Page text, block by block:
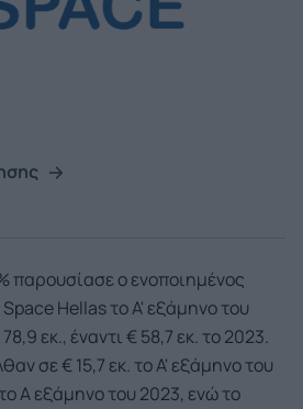
παρουσίασε ο ενοποιημένος
Hellas το Α' εξάμηνο του
εκ., έναντι € 58,7 εκ. το 2023.
σε € 15,7 εκ. το Α' εξάμηνο του
Α εξάμηνο του 2023, ενώ το